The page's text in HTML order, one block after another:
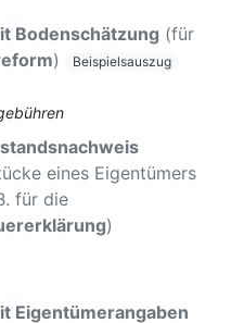
Bodenschätzung (für
) Beispielsauszug
eines Eigentümers
für die
)
Eigentümerangaben